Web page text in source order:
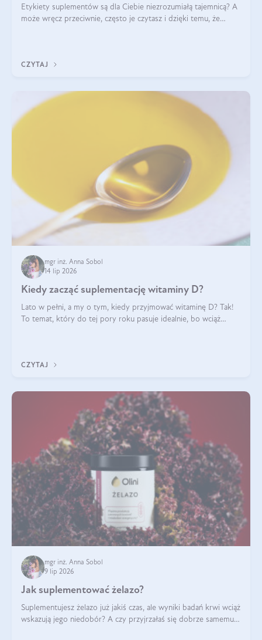
Etykiety suplementów są dla Ciebie niezrozumiałą tajemnicą? A
może wręcz przeciwnie, często je czytasz i dzięki temu, że
CZYTAJ
mgr inż. Anna Sobol
14 lip 2026
Kiedy zacząć suplementację witaminy D?
Lato w pełni, a my o tym, kiedy przyjmować witaminę D? Tak!
To temat, który do tej pory roku pasuje idealnie, bo wciąż
CZYTAJ
mgr inż. Anna Sobol
9 lip 2026
Jak suplementować żelazo?
Suplementujesz żelazo już jakiś czas, ale wyniki badań krwi wciąż
wskazują jego niedobór? A czy przyjrzałaś się dobrze samemu